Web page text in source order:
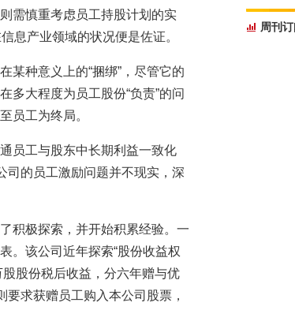
需慎重考虑员工持股计划的实
息产业领域的状况便是佐证。
某种意义上的“捆绑”，尽管它的
多大程度为员工股份“负责”的问
员工为终局。
员工与股东中长期利益一致化
司的员工激励问题并不现实，深
积极探索，并开始积累经验。一
。该公司近年探索“股份收益权
股份税后收益，分六年赠与优
求获赠员工购入本公司股票，
周刊